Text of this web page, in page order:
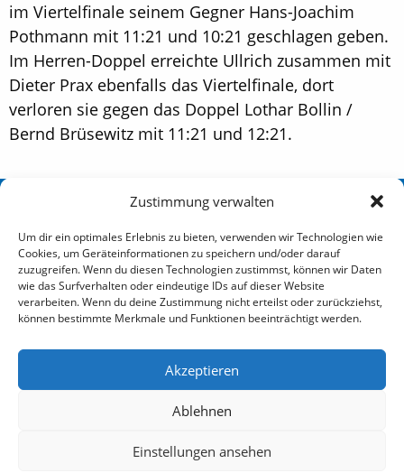
Zustimmung verwalten
Um dir ein optimales Erlebnis zu bieten, verwenden wir Technologien wie
Cookies, um Geräteinformationen zu speichern und/oder darauf
zuzugreifen. Wenn du diesen Technologien zustimmst, können wir Daten
wie das Surfverhalten oder eindeutige IDs auf dieser Website
verarbeiten. Wenn du deine Zustimmung nicht erteilst oder zurückziehst,
können bestimmte Merkmale und Funktionen beeinträchtigt werden.
Akzeptieren
Ablehnen
Einstellungen ansehen
im Viertelfinale seinem Gegner Hans-Joachim
Pothmann mit 11:21 und 10:21 geschlagen geben.
Im Herren-Doppel erreichte Ullrich zusammen mit
Dieter Prax ebenfalls das Viertelfinale, dort
verloren sie gegen das Doppel Lothar Bollin /
Bernd Brüsewitz mit 11:21 und 12:21.
Redingskamp 25 22523 Hamburg
badminton@sve-hamburg.de